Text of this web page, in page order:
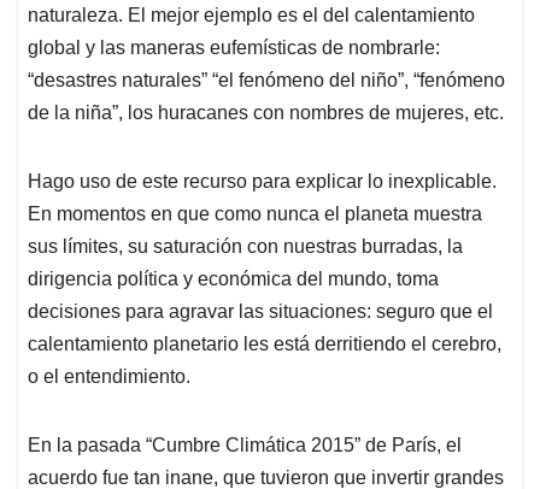
p
p
o
k
I
n
s
naturaleza. El mejor ejemplo es el del calentamiento
global y las maneras eufemísticas de nombrarle:
“desastres naturales” “el fenómeno del niño”, “fenómeno
de la niña”, los huracanes con nombres de mujeres, etc.
Hago uso de este recurso para explicar lo inexplicable.
En momentos en que como nunca el planeta muestra
sus límites, su saturación con nuestras burradas, la
dirigencia política y económica del mundo, toma
decisiones para agravar las situaciones: seguro que el
calentamiento planetario les está derritiendo el cerebro,
o el entendimiento.
En la pasada “Cumbre Climática 2015” de París, el
acuerdo fue tan inane, que tuvieron que invertir grandes